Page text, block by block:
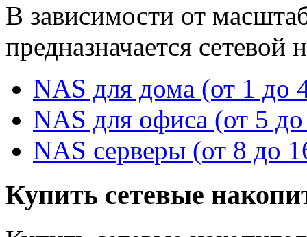
В зависимости от
предназначается
NAS для дома (от 1 до
NAS для офиса (от 5
NAS серверы (от 8 до
Купить сетевые